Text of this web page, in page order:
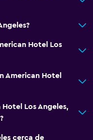
Hotel Los
American Hotel
Los Angeles,
cerca de